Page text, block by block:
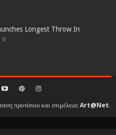
Longest Throw In
0
προτύπου και επιμέλεια:Art@Net.